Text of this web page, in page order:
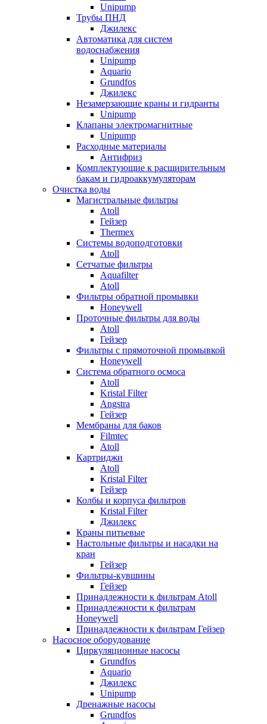
Unipump
Трубы ПНД
Джилекс
Автоматика для систем
водоснабжения
Unipump
Aquario
Grundfos
Джилекс
Незамерзающие краны и гидранты
Unipump
Клапаны электромагнитные
Unipump
Расходные материалы
Антифриз
Комплектующие к расширительным
бакам и гидроаккумуляторам
Очистка воды
Магистральные фильтры
Atoll
Гейзер
Thermex
Системы водоподготовки
Atoll
Сетчатые фильтры
Aquafilter
Atoll
Фильтры обратной промывки
Honeywell
Проточные фильтры для воды
Atoll
Гейзер
Фильтры с прямоточной промывкой
Honeywell
Система обратного осмоса
Atoll
Kristal Filter
Angstra
Гейзер
Мембраны для баков
Filmtec
Atoll
Картриджи
Atoll
Kristal Filter
Гейзер
Колбы и корпуса фильтров
Kristal Filter
Джилекс
Краны питьевые
Настольные фильтры и насадки на
кран
Гейзер
Фильтры-кувшины
Гейзер
Принадлежности к фильтрам Atoll
Принадлежности к фильтрам
Honeywell
Принадлежности к фильтрам Гейзер
Насосное оборудование
Циркуляционные насосы
Grundfos
Aquario
Джилекс
Unipump
Дренажные насосы
Grundfos